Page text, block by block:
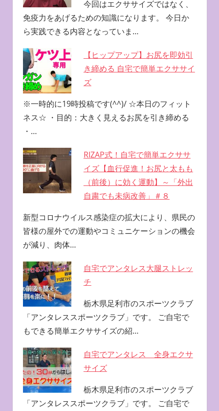
今回はエクササイズではなく、
免疫力をあげるための知識になります。 今日か
ら実践できる内容となっていま…
【ヒップアップ】お尻を即効引
き締める 自宅で簡単エクササイ
ズ
※一時的に19時投稿です(^^)/ ☆本日のフィット
ネス☆ ・目的：大きく見えるお尻を引き締める
・…
RIZAP式！自宅で簡単エクササ
イズ【血行促進！お尻と太もも
（前後）に効く運動】～「外出
自粛でも未病改善」＃８
新型コロナウイルス感染症の拡大により、県民の
皆様の屋外での運動やコミュニケーションの機会
が減り、肉体…
自宅でアンタレス大腿ストレッ
チ
栃木県足利市のスポーツクラブ
「アンタレススポーツクラブ」です。 ご自宅で
もできる簡単エクササイズの紹…
自宅でアンタレス 全身エクサ
サイズ
栃木県足利市のスポーツクラブ
「アンタレススポーツクラブ」です。 ご自宅で